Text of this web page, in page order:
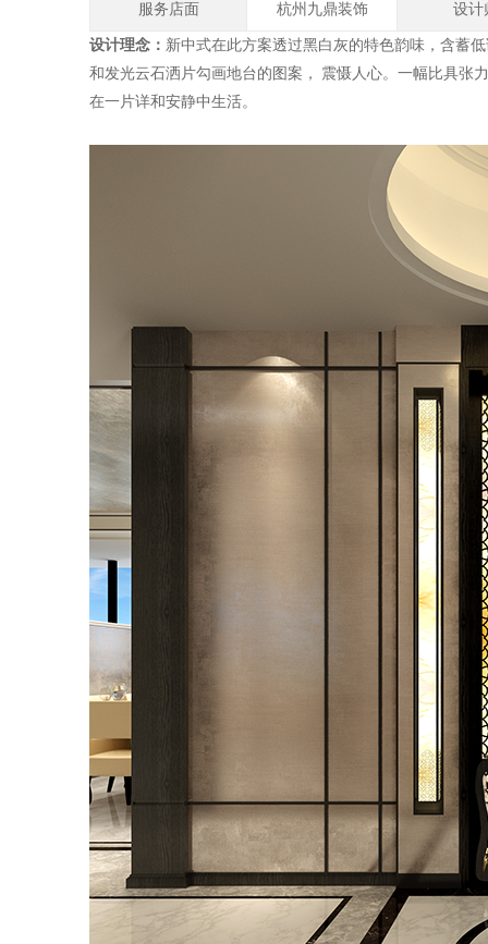
服务店面 杭州九鼎装饰 设计
设计理念： 新中式在此方案透过黑白灰的特色韵味，含蓄
和发光云石洒片勾画地台的图案， 震慑人心。一幅比具张
在一片详和安静中生活。